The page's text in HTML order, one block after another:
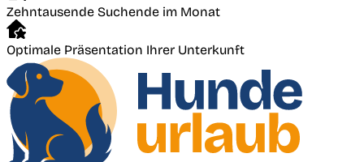
Zehntausende Suchende im Monat
Optimale Präsentation Ihrer Unterkunft